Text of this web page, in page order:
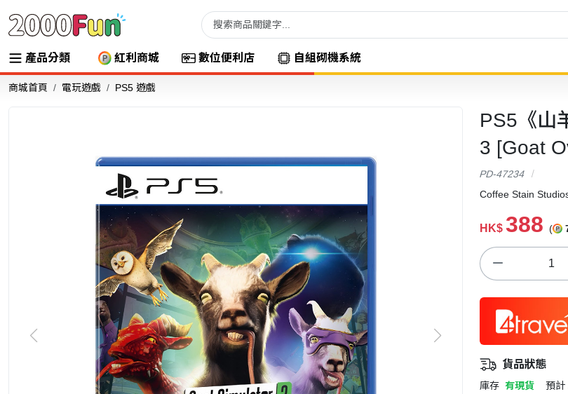
產品分類 紅利商城 數位便利店 自組砌機系統
商城首頁 電玩遊戲 PS5 遊戲
PS5《山
3 [Goat
PD-47234
Coffee Stain
HK$ 388 (
貨品狀態
庫存 有現貨 預計